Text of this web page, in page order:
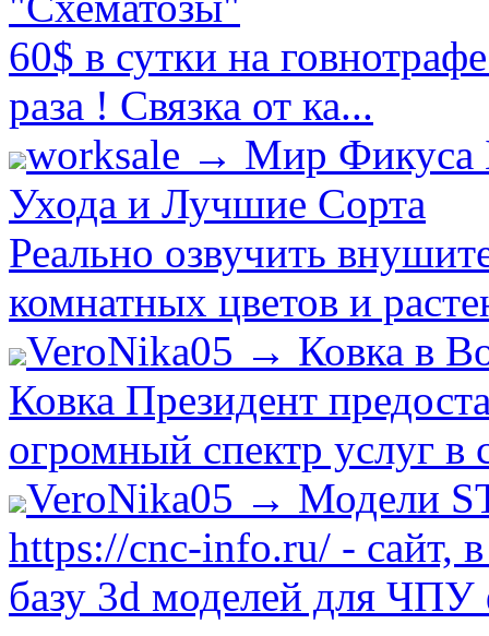
60$ в сутки на
раза ! Связка от ка...
worksale → Мир Фикуса
Ухода и Лучшие Сорта
Реально озвучить
комнатных цветов и
VeroNika05 → Ковка в
Ковка Президент
огромный спектр услуг в
VeroNika05 → Модели
https://cnc-info.ru/ - сайт,
базу 3d моделей для ЧПУ